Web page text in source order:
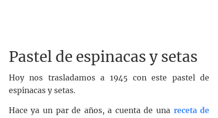
Pastel de espinacas y setas
Hoy nos trasladamos a 1945 con este pastel de
espinacas y setas.
Hace ya un par de años, a cuenta de una receta de